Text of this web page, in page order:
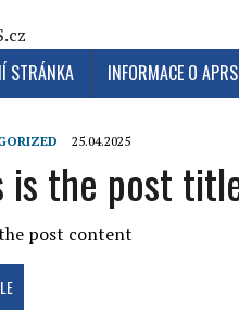
STRÁNKA INFORMACE O APRS
25.04.2025
is the post
post content